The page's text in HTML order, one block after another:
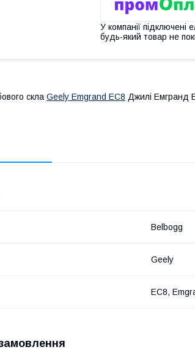
У компанії підключені
будь-який товар не
скла Geely Emgrand EC8 Джилі Емгранд
Belbogg
Geely
EC8,